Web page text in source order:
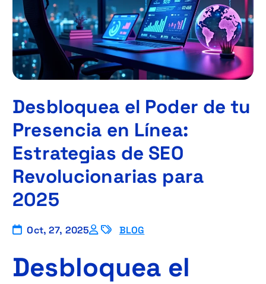
Desbloquea el Poder de tu
Presencia en Línea:
Estrategias de SEO
Revolucionarias para
2025
Oct, 27, 2025 BLOG
Desbloquea el